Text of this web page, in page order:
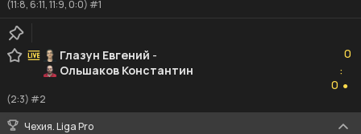
(11:8, 6:11, 11:9, 0:0) #1
Глазун Евгений -
Ольшаков Константин
0
:
0 ●
(2:3) #2
Чехия. Liga Pro